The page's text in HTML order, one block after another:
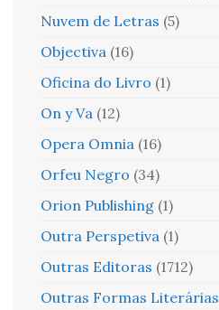
Nuvem de Letras (5)
Objectiva (16)
Oficina do Livro (1)
On y Va (12)
Opera Omnia (16)
Orfeu Negro (34)
Orion Publishing (1)
Outra Perspetiva (1)
Outras Editoras (1712)
Outras Formas Literárias